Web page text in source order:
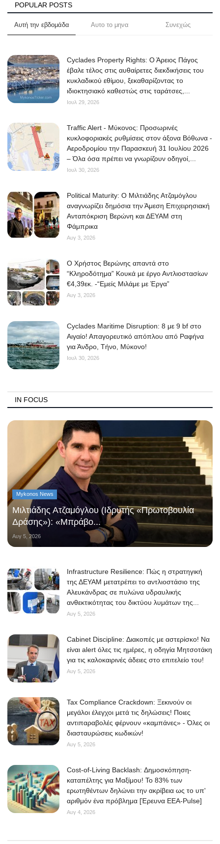
POPULAR POSTS
Αυτή την εβδομάδα Αυτο το μηνα Συνεχώς
Cyclades Property Rights: Ο Άρειος Πάγος
έβαλε τέλος στις αυθαίρετες διεκδικήσεις του
κυκλαδικού εθίμου, ξεκαθαρίζοντας το
ιδιοκτησιακό καθεστώς στις ταράτσες,...
Ιουλ 29, 2026
Traffic Alert - Μύκονος: Προσωρινές
κυκλοφοριακές ρυθμίσεις στον άξονα Βόθωνα -
Αεροδρομίου την Παρασκευή 31 Ιουλίου 2026
– Όλα όσα πρέπει να γνωρίζουν οδηγοί,...
Ιουλ 30, 2026
Political Maturity: Ο Μιλτιάδης Ατζαμόγλου
αναγνωρίζει δημόσια την Άμεση Επιχειρησιακή
Ανταπόκριση Βερώνη και ΔΕΥΑΜ στη
Φάμπρικα
Αυγ 3, 2026
O Χρήστος Βερώνης απαντά στο
“Κληροδότημα” Κουκά με έργο Αντλιοστασίων
€4,39εκ. -“Εμείς Μιλάμε με Έργα”
Αυγ 3, 2026
Cyclades Maritime Disruption: 8 με 9 bf στο
Αιγαίο! Απαγορευτικό απόπλου από Ραφήνα
για Άνδρο, Τήνο, Μύκονο!
Ιουλ 30, 2026
IN FOCUS
Mykonos News
Μιλτιάδης Ατζαμόγλου (Ιδρυτής «Πρωτοβουλία
Δράσης»): «Μπράβο...
Αυγ 5, 2026
Infrastructure Resilience: Πώς η στρατηγική
της ΔΕΥΑΜ μετατρέπει το αντλιοστάσιο της
Αλευκάνδρας σε πυλώνα υδραυλικής
ανθεκτικότητας του δικτύου λυμάτων της...
Αυγ 5, 2026
Cabinet Discipline: Διακοπές με αστερίσκο! Να
είναι alert όλες τις ημέρες, η οδηγία Μητσοτάκη
για τις καλοκαιρινές άδειες στο επιτελείο του!
Αυγ 5, 2026
Tax Compliance Crackdown: Ξεκινούν οι
μεγάλοι έλεγχοι μετά τις δηλώσεις! Ποιες
αντιπαραβολές φέρνουν «καμπάνες» - Όλες οι
διασταυρώσεις κωδικών!
Αυγ 5, 2026
Cost-of-Living Backlash: Δημοσκόπηση-
καταπέλτης για Μαξίμου! Το 83% των
ερωτηθέντων δηλώνει την ακρίβεια ως το υπ'
αριθμόν ένα πρόβλημα [Έρευνα ΕΕΑ-Pulse]
Αυγ 4, 2026